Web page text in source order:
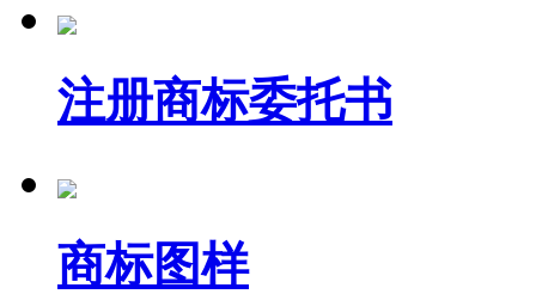
注册商标委托书
商标图样